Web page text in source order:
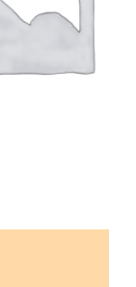
أنواع الموارد